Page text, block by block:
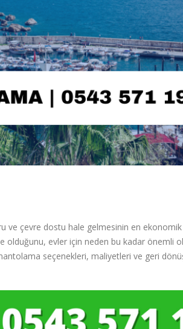
ve çevre dostu hale gelmesinin en
olduğunu, evler için neden bu kadar önemli
mantolama seçenekleri, maliyetleri ve geri